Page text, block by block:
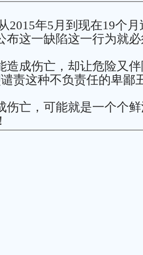
年5月到现在19个月
布这一缺陷这一行为就
成伤亡，却让危险又伴
责这种不负责任的卑鄙
亡，可能就是一个个鲜